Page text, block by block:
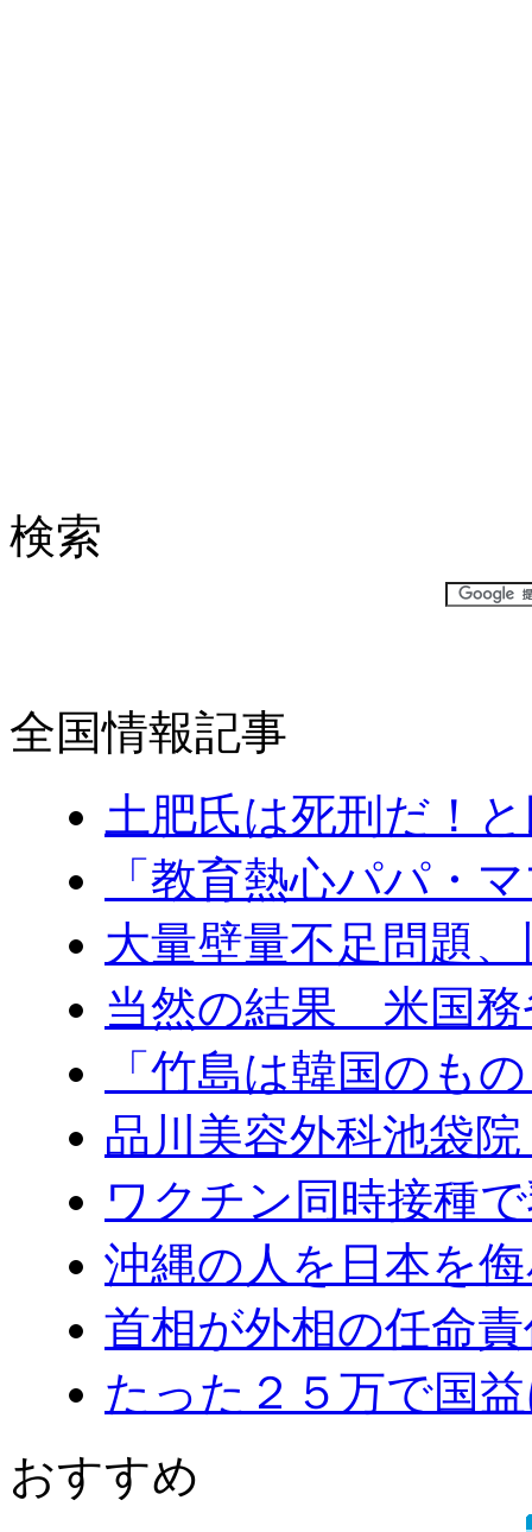
検索
全国情報記事
土肥氏は死刑だ！
「教育熱心パパ・
大量壁量不足問題、
当然の結果 米国務
「竹島は韓国のも
品川美容外科池袋
ワクチン同時接種
沖縄の人を日本を
首相が外相の任命責
たった２５万で国
おすすめ